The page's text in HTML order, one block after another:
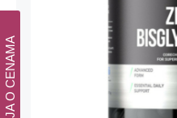
Basic supplements